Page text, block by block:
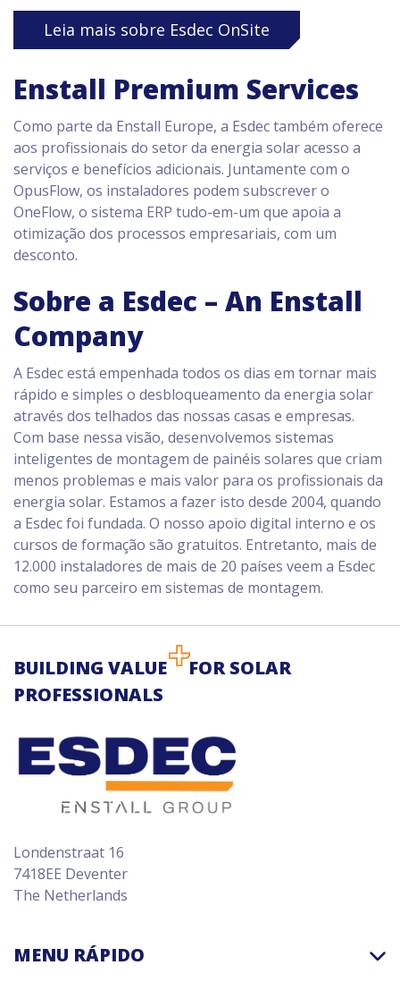
Leia mais sobre Esdec OnSite
Enstall Premium Services
Como parte da Enstall Europe, a Esdec também oferece
aos profissionais do setor da energia solar acesso a
serviços e benefícios adicionais. Juntamente com o
OpusFlow, os instaladores podem subscrever o
OneFlow, o sistema ERP tudo-em-um que apoia a
otimização dos processos empresariais, com um
desconto.
Sobre a Esdec – An Enstall
Company
A Esdec está empenhada todos os dias em tornar mais
rápido e simples o desbloqueamento da energia solar
através dos telhados das nossas casas e empresas.
Com base nessa visão, desenvolvemos sistemas
inteligentes de montagem de painéis solares que criam
menos problemas e mais valor para os profissionais da
energia solar. Estamos a fazer isto desde 2004, quando
a Esdec foi fundada. O nosso apoio digital interno e os
cursos de formação são gratuitos. Entretanto, mais de
12.000 instaladores de mais de 20 países veem a Esdec
como seu parceiro em sistemas de montagem.
BUILDING VALUE
FOR SOLAR
PROFESSIONALS
Londenstraat 16
7418EE Deventer
The Netherlands
MENU RÁPIDO